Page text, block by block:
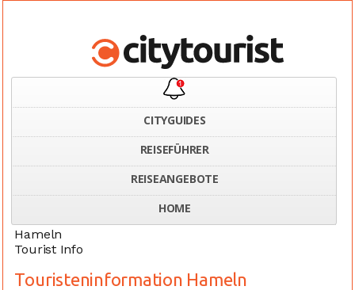
CITYGUIDES
REISEFÜHRER
REISEANGEBOTE
HOME
Deutschland Tourist Information Hameln
Hameln
Tourist Info
Touristeninformation Hameln